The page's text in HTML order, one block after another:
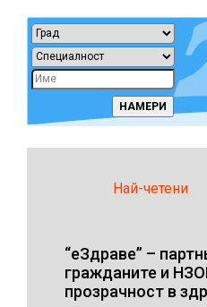
Най-четени
“еЗдраве” –
гражданите и
прозрачност в